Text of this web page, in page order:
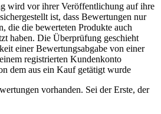
wird vor ihrer Veröffentlichung auf ihre
ist, dass Bewertungen nur
die die bewerteten Produkte auch
haben. Die Überprüfung geschieht
einer Bewertungsabgabe von einer
registrierten Kundenkonto
dem aus ein Kauf getätigt wurde
vorhanden. Sei der Erste, der